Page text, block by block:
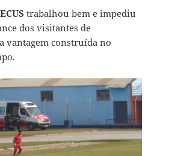
ECUS trabalhou bem e impediu
dos visitantes de
vantagem construída no